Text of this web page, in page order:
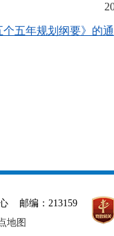
五年规划纲要》的
邮编：213159
地图